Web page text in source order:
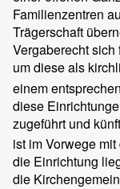
Familienzentren
Trägerschaft
Vergaberecht
um diese als
einem
diese
zugeführt und
ist im Vorwege
die Einrichtung
die